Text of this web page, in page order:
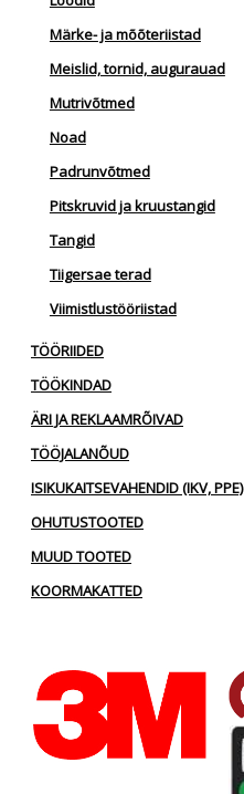
Märke- ja mõõteriistad
Meislid, tornid, augurauad
Mutrivõtmed
Noad
Padrunvõtmed
Pitskruvid ja kruustangid
Tangid
Tiigersae terad
Viimistlustööriistad
TÖÖRIIDED
TÖÖKINDAD
ÄRI JA REKLAAMRÕIVAD
TÖÖJALANÕUD
ISIKUKAITSEVAHENDID (IKV, PPE)
OHUTUSTOOTED
MUUD TOOTED
KOORMAKATTED